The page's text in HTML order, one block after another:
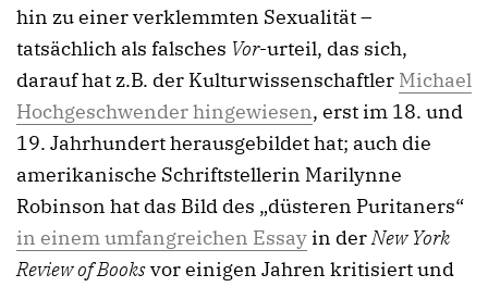
hin zu einer verklemmten Sexualität –
tatsächlich als falsches Vor-urteil, das sich,
darauf hat z.B. der Kulturwissenschaftler Michael
Hochgeschwender hingewiesen, erst im 18. und
19. Jahrhundert herausgebildet hat; auch die
amerikanische Schriftstellerin Marilynne
Robinson hat das Bild des „düsteren Puritaners“
in einem umfangreichen Essayin derNew York
Review of Booksvor einigen Jahren kritisiert und